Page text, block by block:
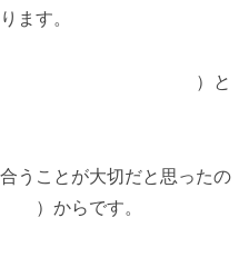
ます。
んで、（ ）と
うことが大切だと思ったの
です。